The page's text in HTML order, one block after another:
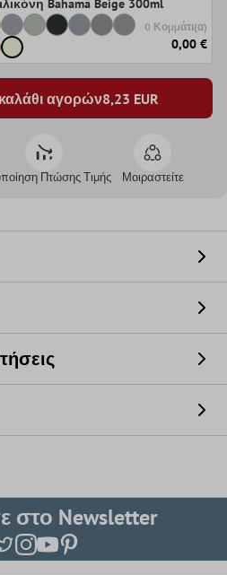
Bahama Beige 300ml
0 Κομμάτι(α)
0,00 €
αγορών8,23 EUR
Πτώσης Τιμής Μοιραστείτε
στο Newsletter